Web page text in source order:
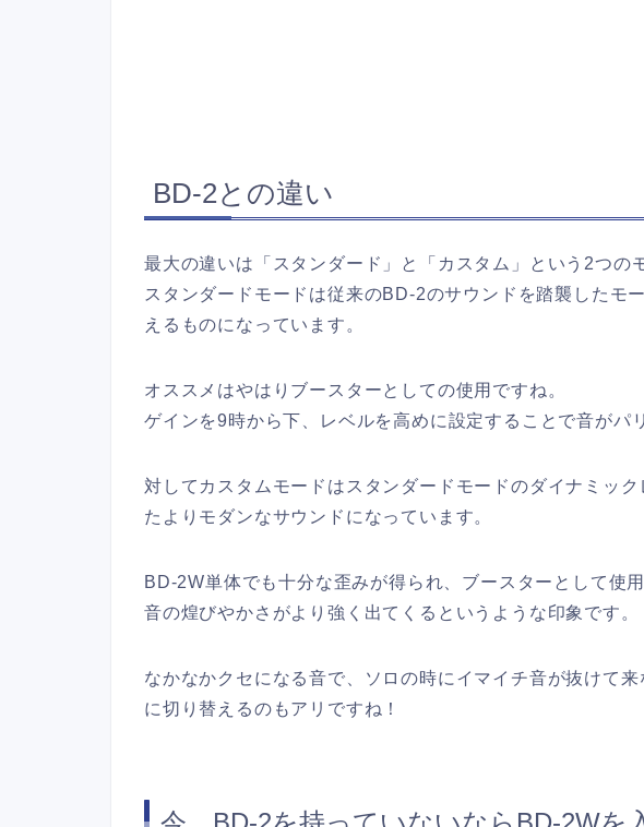
BD-2との違い
最大の違いは「スタンダード」と「カスタム」という2つの
スタンダードモードは従来のBD-2のサウンドを踏襲したモ
えるものになっています。
オススメはやはりブースターとしての使用ですね。
ゲインを9時から下、レベルを高めに設定することで音がパ
対してカスタムモードはスタンダードモードのダイナミッ
たよりモダンなサウンドになっています。
BD-2W単体でも十分な歪みが得られ、ブースターとして使
音の煌びやかさがより強く出てくるというような印象です。
なかなかクセになる音で、ソロの時にイマイチ音が抜けて
に切り替えるのもアリですね！